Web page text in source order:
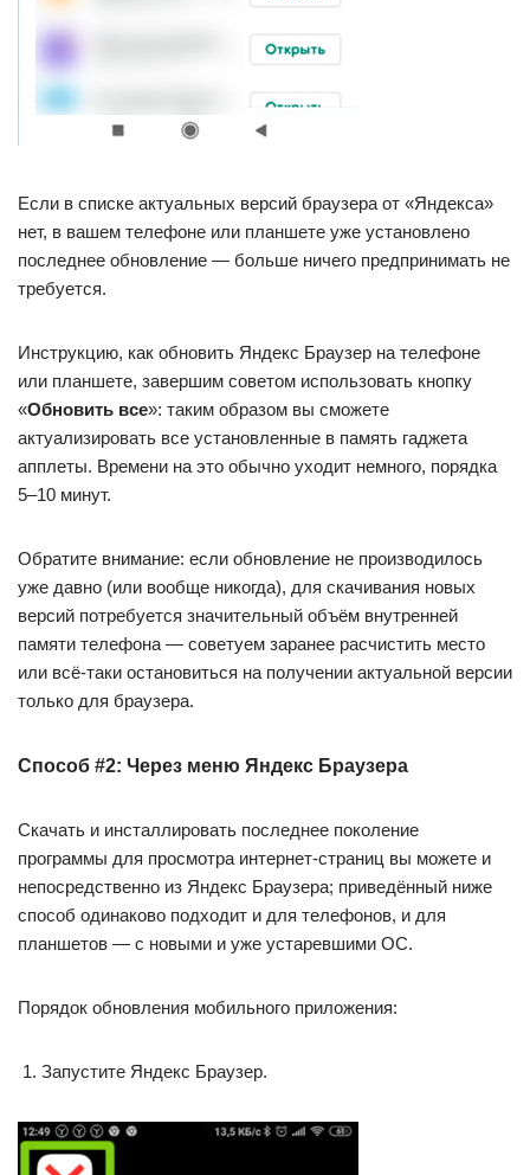
Если в списке актуальных версий браузера от «Яндекса»
нет, в вашем телефоне или планшете уже установлено
последнее обновление — больше ничего предпринимать не
требуется.
Инструкцию, как обновить Яндекс Браузер на телефоне
или планшете, завершим советом использовать кнопку
«Обновить все»: таким образом вы сможете
актуализировать все установленные в память гаджета
апплеты. Времени на это обычно уходит немного, порядка
5–10 минут.
Обратите внимание: если обновление не производилось
уже давно (или вообще никогда), для скачивания новых
версий потребуется значительный объём внутренней
памяти телефона — советуем заранее расчистить место
или всё-таки остановиться на получении актуальной версии
только для браузера.
Способ #2: Через меню Яндекс Браузера
Скачать и инсталлировать последнее поколение
программы для просмотра интернет-страниц вы можете и
непосредственно из Яндекс Браузера; приведённый ниже
способ одинаково подходит и для телефонов, и для
планшетов — с новыми и уже устаревшими ОС.
Порядок обновления мобильного приложения:
Запустите Яндекс Браузер.